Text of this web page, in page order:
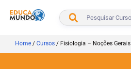
Home / Cursos / Fisiologia – Noções Gerais